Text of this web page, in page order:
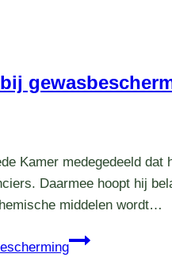
Kamer medegedeeld
Daarmee hoopt hij
middelen wordt…